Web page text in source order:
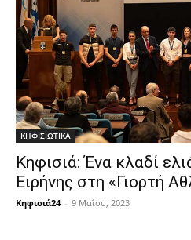
ΚΗΦΙΣΙΩΤΙΚΑ
Κηφισιά: Ένα κλαδί
Ειρήνης στη «Γιορτή
Κηφισιά24 - 9 Μαΐου, 2023